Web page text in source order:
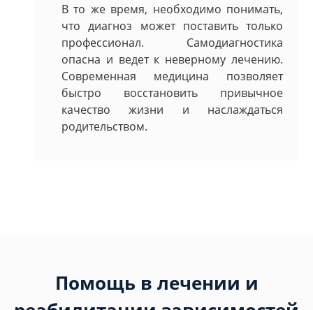
В то же время, необходимо понимать,
что диагноз может поставить только
профессионал. Самодиагностика
опасна и ведет к неверному лечению.
Современная медицина позволяет
быстро восстановить привычное
качество жизни и наслаждаться
родительством.
Помощь в лечении и